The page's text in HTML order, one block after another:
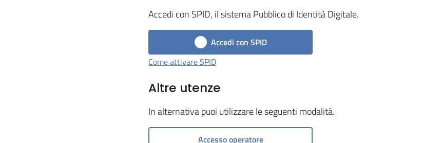
Accedi con SPID, il sistema Pubblico di Identità Digitale.
Accedi con SPID
Come attivare SPID
Altre utenze
In alternativa puoi utilizzare le seguenti modalità.
Accesso operatore